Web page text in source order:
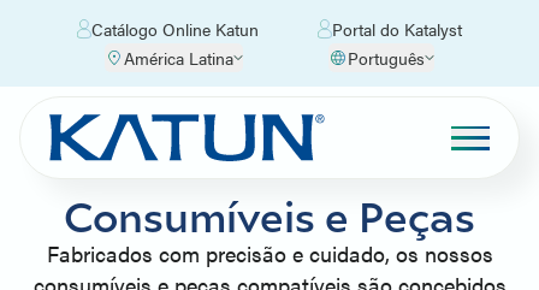
Catálogo Online Katun
Portal do Katalyst
América Latina
Português
Consumíveis e Peças
Fabricados com precisão e cuidado, os nossos